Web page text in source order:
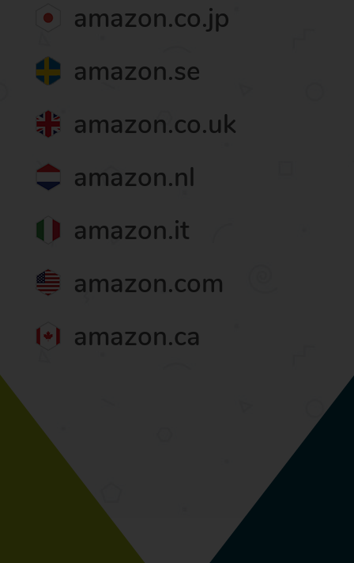
amazon.co.jp
amazon.se
amazon.co.uk
amazon.nl
amazon.it
amazon.com
amazon.ca